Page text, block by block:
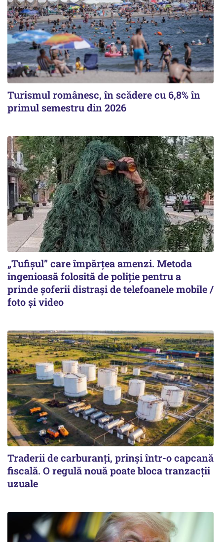
Turismul românesc, în scădere cu 6,8% în
primul semestru din 2026
„Tufișul” care împărțea amenzi. Metoda
ingenioasă folosită de poliție pentru a
prinde șoferii distrași de telefoanele mobile /
foto și video
Traderii de carburanți, prinși într-o capcană
fiscală. O regulă nouă poate bloca tranzacții
uzuale